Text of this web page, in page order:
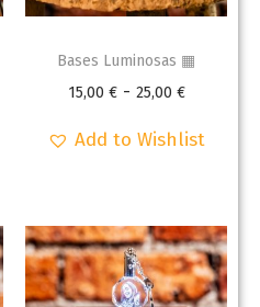
Bases Luminosas ▦
15,00 € - 25,00 €
Add to Wishlist